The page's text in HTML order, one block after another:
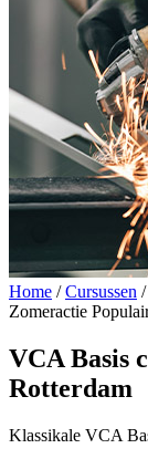
Home / Cursussen /
Zomeractie
VCA Basis
Rotterdam
Klassikale VCA